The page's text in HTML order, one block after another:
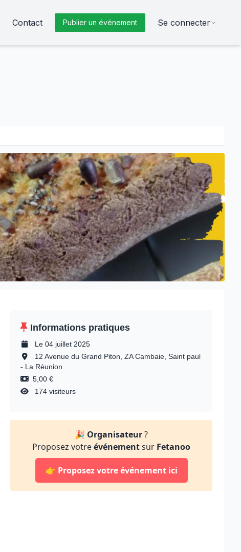
Contact Publier un événement Se connecter
Informations pratiques
Le 04 juillet 2025
12 Avenue du Grand Piton, ZA Cambaie, Saint paul
- La Réunion
5,00 €
174 visiteurs
🎉 Organisateur?
Proposez votreévénementsur Fetanoo
👉 Proposez votre événement ici